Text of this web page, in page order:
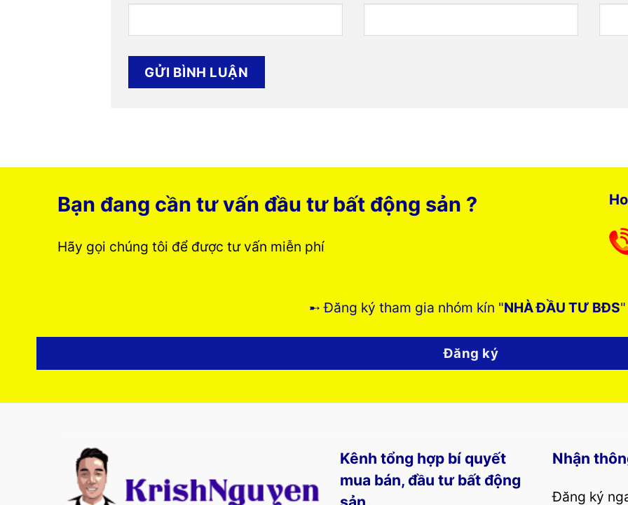
Bạn đang cần tư vấn đầu tư bất động sản ?
Hãy gọi chúng tôi để được tư vấn miễn phí
➸ Đăng ký tham gia nhóm kín "NHÀ ĐẦU TƯ BĐS
Đăng ký
Kênh tổng hợp bí quyết
mua bán, đầu tư bất động
Nhận
Đăng ký